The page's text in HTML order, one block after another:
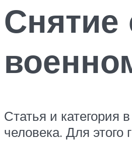
Снятие
Статья и категория
человека. Для этого